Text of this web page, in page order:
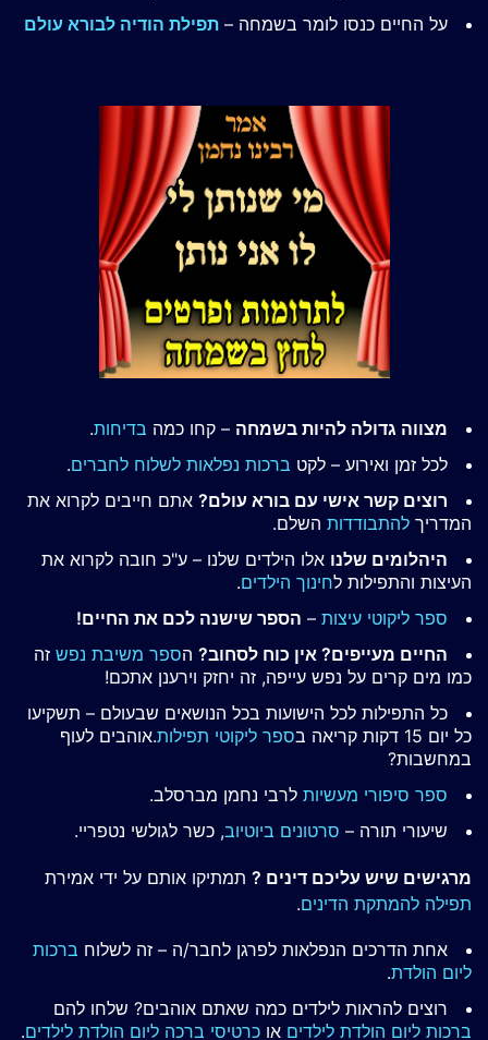
על החיים כנסו לומר בשמחה – תפילת הודיה לבורא עולם
מצווה גדולה להיות בשמחה – קחו כמה בדיחות.
לכל זמן ואירוע – לקט ברכות נפלאות לשלוח לחברים.
רוצים קשר אישי עם בורא עולם? אתם חייבים לקרוא את
המדריך להתבודדות השלם.
היהלומים שלנו אלו הילדים שלנו – ע"כ חובה לקרוא את
העיצות והתפילות לחינוך הילדים.
ספר ליקוטי עיצות – הספר שישנה לכם את החיים!
החיים מעייפים? אין כוח לסחוב? הספר משיבת נפש זה
כמו מים קרים על נפש עייפה, זה יחזק וירענן אתכם!
כל התפילות לכל הישועות בכל הנושאים שבעולם – תשקיעו
כל יום 15 דקות קריאה ב
ספר ליקוטי תפילות.אוהבים לעוף
במחשבות?
ספר סיפורי מעשיות לרבי נחמן מברסלב.
שיעורי תורה – סרטונים ביוטיוב, כשר לגולשי נטפריי.
מרגישים שיש עליכם דינים ? תמתיקו אותם על ידי אמירת
תפילה להמתקת הדינים.
אחת הדרכים הנפלאות לפרגן לחבר/ה – זה לשלוח ברכות
ליום הולדת.
רוצים להראות לילדים כמה שאתם אוהבים? שלחו להם
ברכות ליום הולדת לילדים או כרטיסי ברכה ליום הולדת לילדים.